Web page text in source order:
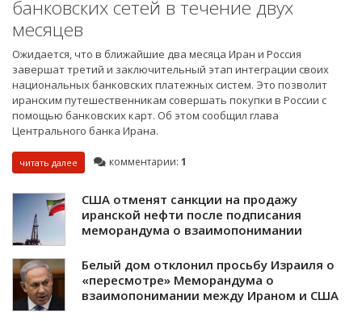
банковских сетей в течение двух
месяцев
Ожидается, что в ближайшие два месяца Иран и Россия
завершат третий и заключительный этап интеграции своих
национальных банковских платежных систем. Это позволит
иранским путешественникам совершать покупки в России с
помощью банковских карт. Об этом сообщил глава
Центрального банка Ирана.
читать далее комментарии: 1
США отменят санкции на продажу
иранской нефти после подписания
меморандума о взаимопонимании
Белый дом отклонил просьбу Израиля о
«пересмотре» Меморандума о
взаимопонимании между Ираном и США